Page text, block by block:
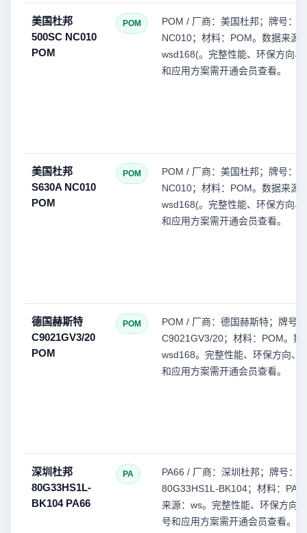
美国杜邦
500SC NC010
POM
POM
POM / 厂商：美国杜邦；牌号：
NC010；材料：POM。数据来源
wsd168(。完整性能、环保方向、
和应用方案需开通会员查看。
美国杜邦
S630A NC010
POM
POM
POM / 厂商：美国杜邦；牌号：
NC010；材料：POM。数据来源
wsd168(。完整性能、环保方向、
和应用方案需开通会员查看。
德国赫斯特
C9021GV3/20
POM
POM
POM / 厂商：德国赫斯特；牌号：
C9021GV3/20；材料：POM。数
wsd168。完整性能、环保方向、
和应用方案需开通会员查看。
深圳杜邦
80G33HS1L-
BK104 PA66
PA
PA66 / 厂商：深圳杜邦；牌号：
80G33HS1L-BK104；材料：
来源：ws。完整性能、环保方向
号和应用方案需开通会员查看。